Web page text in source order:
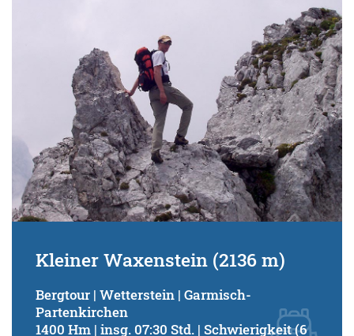
Kleiner Waxenstein (2136 m)
Bergtour | Wetterstein | Garmisch-
Partenkirchen
1400 Hm | insg. 07:30 Std. | Schwierigkeit (6